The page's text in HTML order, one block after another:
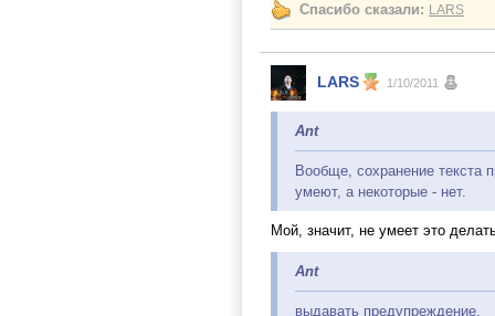
Спасибо сказали: LARS
LARS 1/10/2011
Ant
Вообще, сохранение текста
умеют, а некоторые - нет.
Мой, значит, не умеет это
Ant
выдавать предупреждение.